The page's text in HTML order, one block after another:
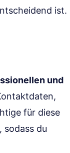
ist.
und
für diese
sodass du